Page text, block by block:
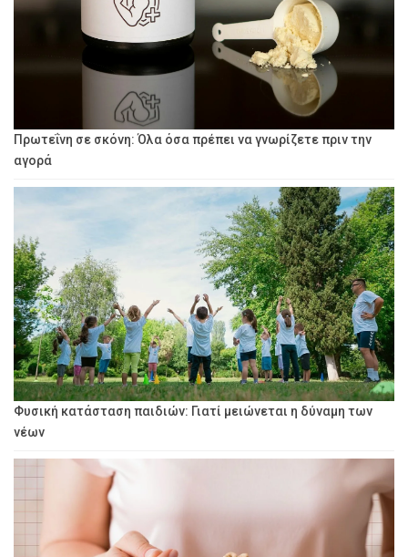
Πρωτεΐνη σε σκόνη: Όλα όσα πρέπει να γνωρίζετε πριν την
αγορά
Φυσική κατάσταση παιδιών: Γιατί μειώνεται η δύναμη των
νέων